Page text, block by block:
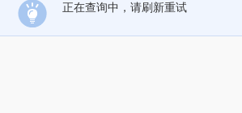
正在查询中，请刷新重试